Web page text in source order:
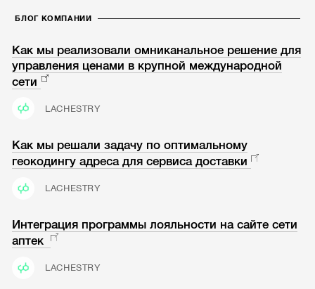
БЛОГ КОМПАНИИ
Как мы реализовали омниканальное решение для
управления ценами в крупной международной
сети
LACHESTRY
Как мы решали задачу по оптимальному
геокодингу адреса для сервиса доставки
LACHESTRY
Интеграция программы лояльности на сайте сети
аптек
LACHESTRY